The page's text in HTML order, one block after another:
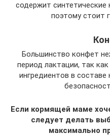
содержит синтетические
поэтому стоит
Большинство конфет
период лактации, так
ингредиентов в составе
Если кормящей маме
следует делать
максимально